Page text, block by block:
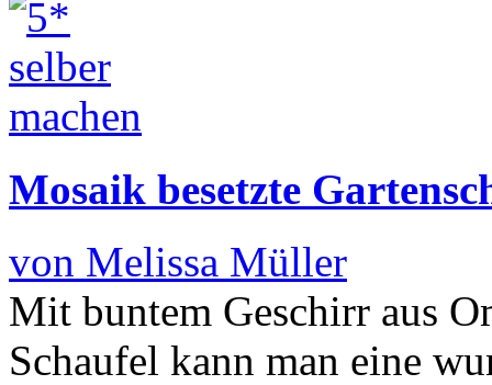
Mosaik besetzte
von Melissa Müller
Mit buntem Geschirr aus
Schaufel kann man eine